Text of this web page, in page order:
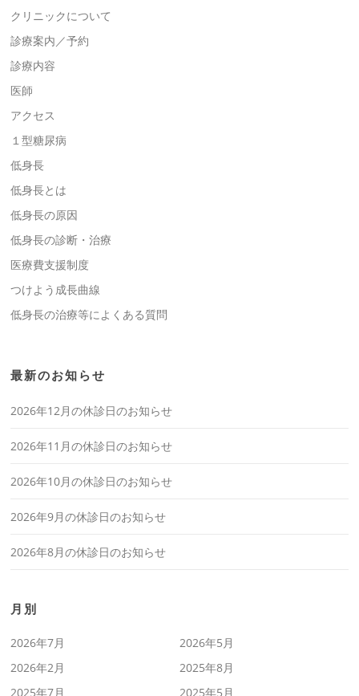
クリニックについて
診療案内／予約
診療内容
医師
アクセス
１型糖尿病
低身長
低身長とは
低身長の原因
低身長の診断・治療
医療費支援制度
つけよう成長曲線
低身長の治療等によくある質問
最新のお知らせ
2026年12月の休診日のお知らせ
2026年11月の休診日のお知らせ
2026年10月の休診日のお知らせ
2026年9月の休診日のお知らせ
2026年8月の休診日のお知らせ
月別
2026年7月
2026年5月
2026年2月
2025年8月
2025年7月
2025年5月